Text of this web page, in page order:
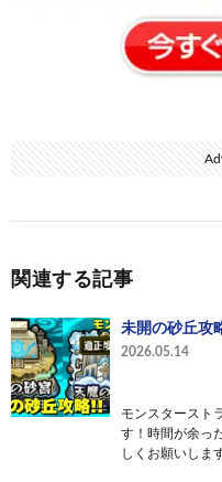
関連する記事
未開の砂丘攻
2026.05.14
モンスタースト
す！時間が余っ
しくお願いしま